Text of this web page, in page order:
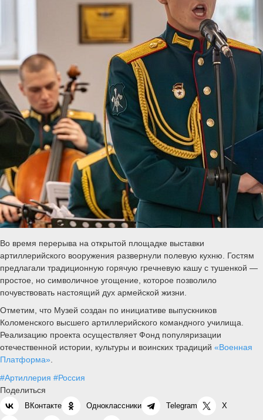
Во время перерыва на открытой площадке выставки
артиллерийского вооружения развернули полевую кухню. Гостям
предлагали традиционную горячую гречневую кашу с тушенкой —
простое, но символичное угощение, которое позволило
почувствовать настоящий дух армейской жизни.
Отметим, что Музей создан по инициативе выпускников
Коломенского высшего артиллерийского командного училища.
Реализацию проекта осуществляет Фонд популяризации
отечественной истории, культуры и воинских традиций «Военная
Платформа».
#Артиллерия #Россия
Поделиться
ВКонтакте Одноклассники Telegram X